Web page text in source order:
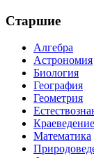
Старшие
Алгебра
Астрономия
Биология
География
Геометрия
Краеведение
Математика